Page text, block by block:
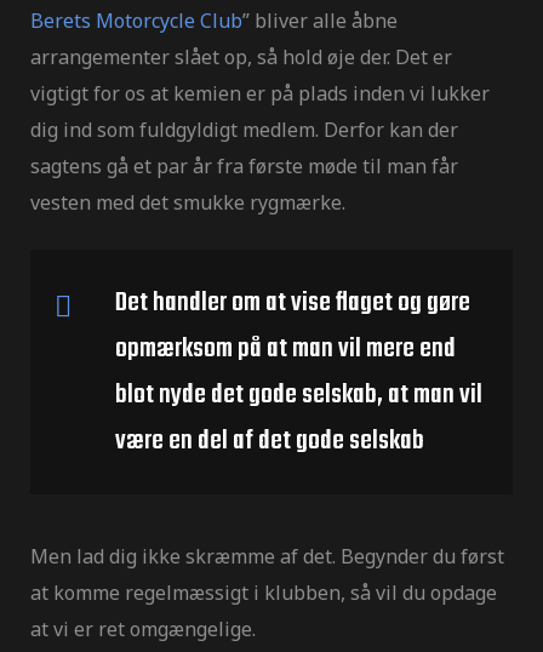
Berets Motorcycle Club” bliver alle åbne
arrangementer slået op, så hold øje der. Det er
vigtigt for os at kemien er på plads inden vi lukker
dig ind som fuldgyldigt medlem. Derfor kan der
sagtens gå et par år fra første møde til man får
vesten med det smukke rygmærke.
Det handler om at vise flaget og gøre
opmærksom på at man vil mere end
blot nyde det gode selskab, at man vil
være en del af det gode selskab
Men lad dig ikke skræmme af det. Begynder du først
at komme regelmæssigt i klubben, så vil du opdage
at vi er ret omgængelige.